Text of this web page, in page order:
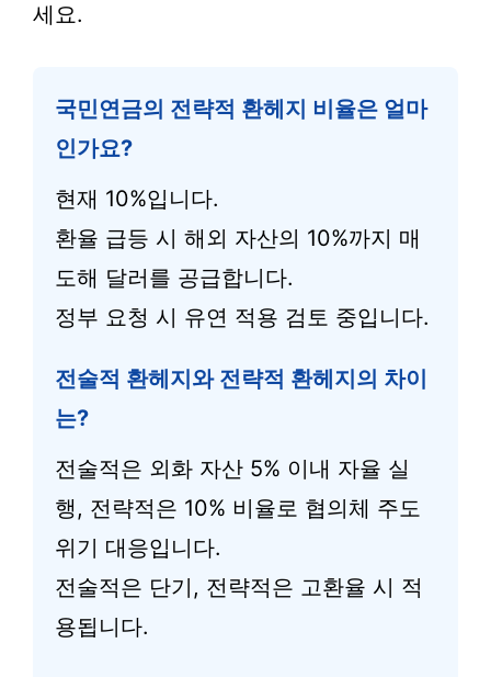
세요.
국민연금의 전략적 환헤지 비율은 얼마
인가요?
현재 10%입니다.
환율 급등 시 해외 자산의 10%까지 매
도해 달러를 공급합니다.
정부 요청 시 유연 적용 검토 중입니다.
전술적 환헤지와 전략적 환헤지의 차이
는?
전술적은 외화 자산 5% 이내 자율 실
행, 전략적은 10% 비율로 협의체 주도
위기 대응입니다.
전술적은 단기, 전략적은 고환율 시 적
용됩니다.